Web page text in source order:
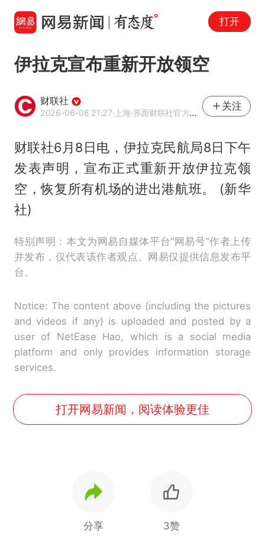
打开
伊拉克宣布重新开放领空
财联社
2026-06-08 21:27·上海·界面财联社官方账号
关注
财联社6月8日电，伊拉克民航局8日下午
发表声明，宣布正式重新开放伊拉克领
空，恢复所有机场的进出港航班。 (新华
社)
特别声明：本文为网易自媒体平台“网易号”作者上传
并发布，仅代表该作者观点。网易仅提供信息发布平
台。
Notice: The content above (including the pictures
and videos if any) is uploaded and posted by a
user of NetEase Hao, which is a social media
platform and only provides information storage
services.
打开网易新闻，阅读体验更佳
分享 3赞